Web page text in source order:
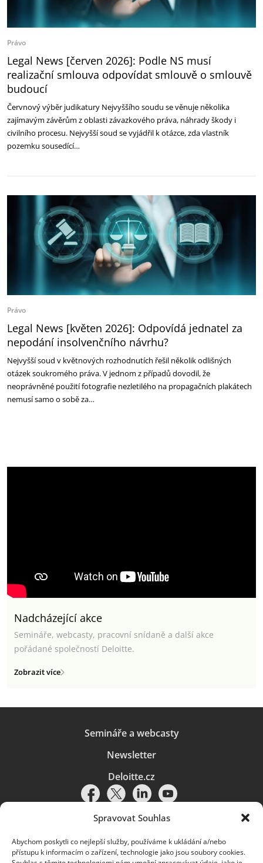
Spravovat Souhlas
Abychom poskytli co nejlepší služby, používáme k ukládání a/nebo
přístupu k informacím o zařízení, technologie jako jsou soubory cookies.
Právo
Legal News [červen 2026]: Podle NS musí
realizační smlouva odpovídat smlouvě o smlouvě
budoucí
Červnový výběr judikatury Nejvyššího soudu se věnuje několika
zajímavým závěrům z oblasti závazkového práva, náhrady škody i
civilního procesu. Nejvyšší soud se vyjádřil k otázce, zda vlastník
pozemku sousedící…
Právo
Legal News [květen 2026]: Odpovídá jednatel za
nepodání insolvenčního návrhu?
Nejvyšší soud v květnových rozhodnutích řešil několik odlišných
otázek soukromého práva. V jednom z případů dovodil, že
neoprávněné použití fotografie nezletilého na propagačních plakátech
nemusí samo o sobě za…
Nadcházející akce
Semináře, webcasty, pracovní snídaně a další akce
pořádané společností Deloitte.
Zobrazit více
Semináře a webcasty
Newsletter
Deloitte.cz
Pravidla používání|Ochrana osobních údajů|Soubory cookies |
Deloitte.cz